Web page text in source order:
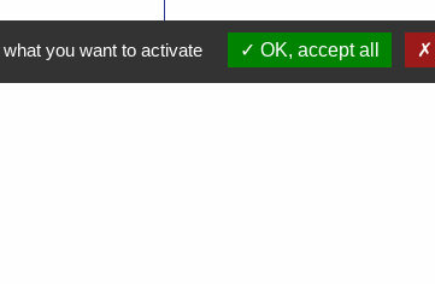
you want to activate OK, accept all